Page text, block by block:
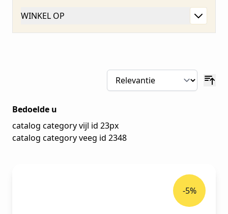
Bedoelde u
catalog category vijl id 23px
catalog category veeg id 2348
-5%
WINKEL OP